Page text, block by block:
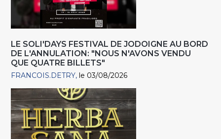
LE SOLI'DAYS FESTIVAL DE JODOIGNE AU BORD
DE L'ANNULATION: "NOUS N'AVONS VENDU
QUE QUATRE BILLETS"
FRANCOIS.DETRY le 03/08/2026